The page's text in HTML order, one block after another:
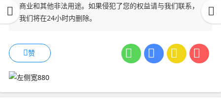
商业和其他非法用途。如果侵犯了您的权益请与我们联系，
我们将在24小时内删除。
赞